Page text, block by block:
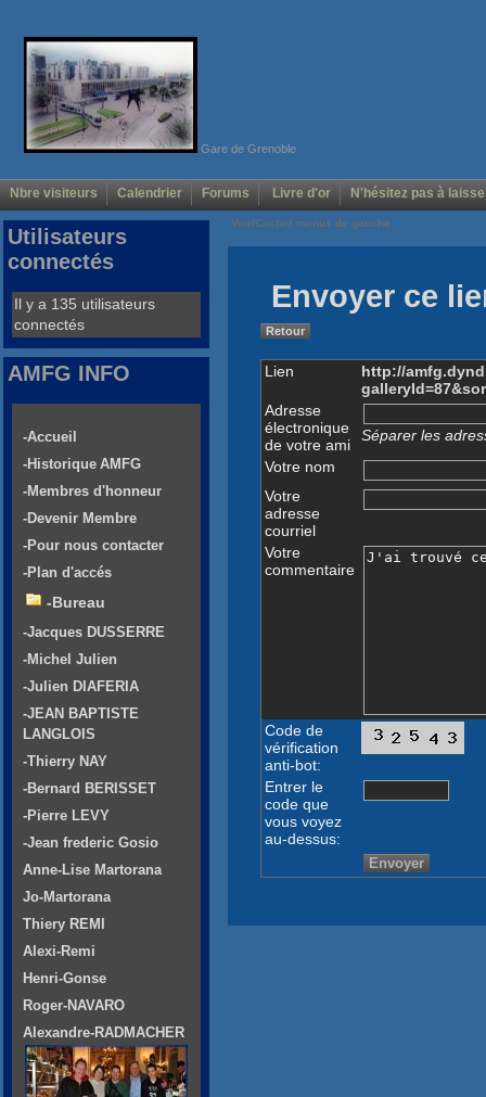
Gare de Grenoble
Nbre visiteurs Calendrier Forums Livre d'or N'hésitez pas à
Voir/Cacher menus de gauche
Envoyer ce
Retour
Lien
http://
Adresse
électronique
de votre ami
Séparer les
Votre nom
Votre
adresse
courriel
Votre
commentaire
Code de
vérification
anti-bot:
Entrer le
code que
vous voyez
au-dessus:
Utilisateurs
connectés
Il y a 135 utilisateurs
connectés
AMFG INFO
-Accueil
-Historique AMFG
-Membres d'honneur
-Devenir Membre
-Pour nous contacter
-Plan d'accés
-Bureau
-Jacques DUSSERRE
-Michel Julien
-Julien DIAFERIA
-JEAN BAPTISTE
LANGLOIS
-Thierry NAY
-Bernard BERISSET
-Pierre LEVY
-Jean frederic Gosio
Anne-Lise Martorana
Jo-Martorana
Thiery REMI
Alexi-Remi
Henri-Gonse
Roger-NAVARO
Alexandre-RADMACHER